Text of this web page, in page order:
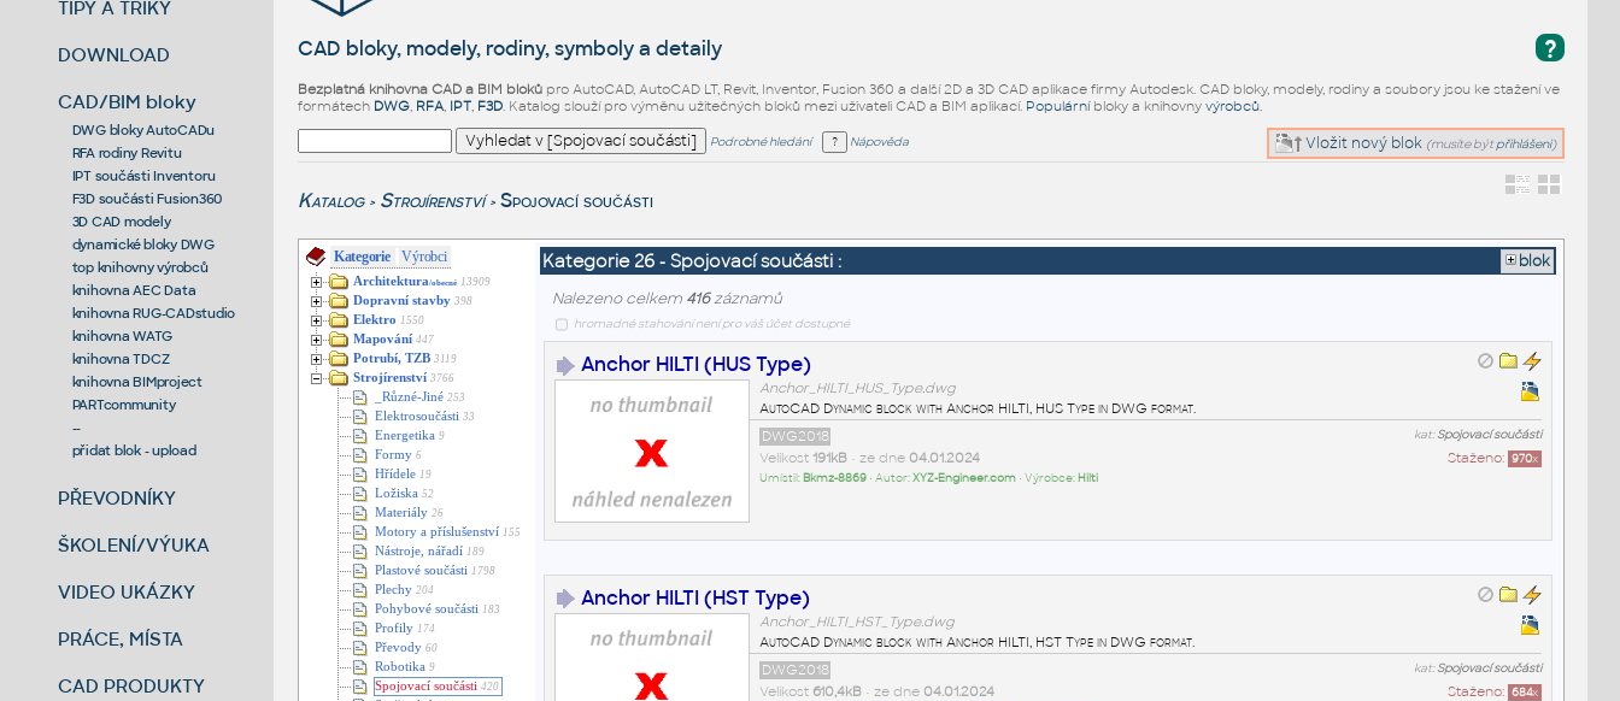
TIPY A TRIKY
DOWNLOAD
CAD/BIM bloky
DWG bloky AutoCADu
RFA rodiny Revitu
IPT součásti Inventoru
F3D součásti Fusion360
3D CAD modely
dynamické bloky DWG
top knihovny výrobců
knihovna AEC Data
knihovna RUG-CADstudio
knihovna WATG
knihovna TDCZ
knihovna BIMproject
PARTcommunity
--
přidat blok - upload
PŘEVODNÍKY
ŠKOLENÍ/VÝUKA
VIDEO UKÁZKY
PRÁCE, MÍSTA
CAD PRODUKTY
?
CAD bloky, modely, rodiny, symboly a detaily
Bezplatná knihovna CAD a BIM blokůpro AutoCAD, AutoCAD LT, Revit, Inventor, Fusion 360 a další 2D a 3D CAD aplikace firmy Autodesk. CAD bloky, modely, rodiny a soubory jsou ke stažení ve
formátech DWG, RFA, IPT, F3D. Katalog slouží pro výměnu užitečných bloků mezi uživateli CAD a BIM aplikací. Populárníbloky a knihovny výrobců.
Vložit nový blok (musíte být přihlášeni)
Podrobné hledání Nápověda
Katalog > Strojírenství > Spojovací součásti
Kategorie Výrobci
Architektura/obecné 13909
Dopravní stavby 398
Elektro 1550
Mapování 447
Potrubí, TZB 3119
Strojírenství 3766
_Různé-Jiné 253
Elektrosoučásti 33
Energetika 9
Formy 6
Hřídele 19
Ložiska 52
Materiály 26
Motory a příslušenství 155
Nástroje, nářadí 189
Plastové součásti 1798
Plechy 204
Pohybové součásti 183
Profily 174
Převody 60
Robotika 9
Spojovací součásti 420
Kategorie 26 - Spojovací součásti :
blok
Nalezeno celkem 416záznamů
hromadné stahování není pro váš účet dostupné
Anchor HILTI (HUS Type)
Anchor_HILTI_HUS_Type.dwg
AutoCAD Dynamic block with Anchor HILTI, HUS Type in DWG format.
kat:Spojovací součásti
DWG2018
Staženo: 970x
Velikost 191kB• ze dne 04.01.2024
Umístil: Bkmz-8869• Autor:XYZ-Engineer.com• Výrobce: Hilti
Anchor HILTI (HST Type)
Anchor_HILTI_HST_Type.dwg
AutoCAD Dynamic block with Anchor HILTI, HST Type in DWG format.
kat:Spojovací součásti
DWG2018
Staženo: 684x
Velikost 610,4kB• ze dne 04.01.2024